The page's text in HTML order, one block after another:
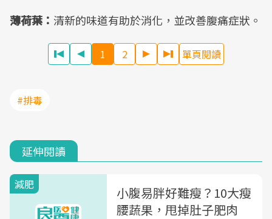
薄荷葉： 清新的味道有助於消化，並改善腹痛症狀。
1 2 單頁閱讀
#排毒
延伸閱讀
減肥
小腹易胖好難瘦？10大瘦
腰蔬果，甩掉肚子肥肉